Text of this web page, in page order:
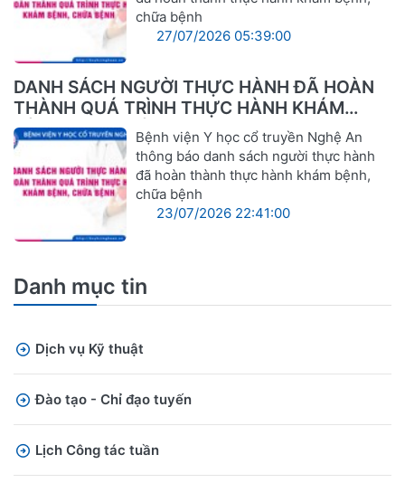
chữa bệnh
27/07/2026 05:39:00
DANH SÁCH NGƯỜI THỰC HÀNH ĐÃ HOÀN
THÀNH QUÁ TRÌNH THỰC HÀNH KHÁM
BỆNH, CHỮA BỆNHBệnh viện Y học cổ truyền Nghệ An
thông báo danh sách người thực hành
đã hoàn thành thực hành khám bệnh,
chữa bệnh
23/07/2026 22:41:00
Danh mục tin
Dịch vụ Kỹ thuật
Đào tạo - Chỉ đạo tuyến
Lịch Công tác tuần